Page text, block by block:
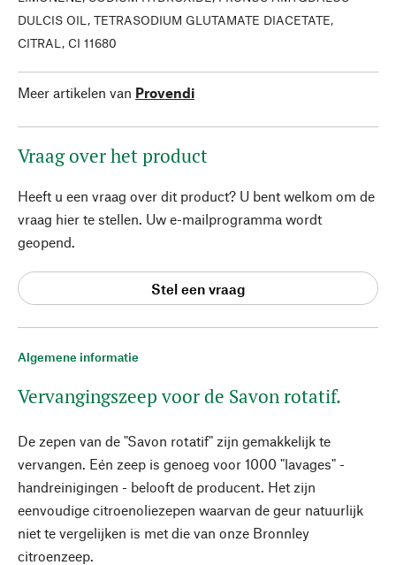
Algemene informatie
Vervangingszeep voor de Savon rotatif.
De zepen van de "Savon rotatif" zijn gemakkelijk te
vervangen. Eén zeep is genoeg voor 1000 "lavages" -
handreinigingen - belooft de producent. Het zijn
eenvoudige citroenoliezepen waarvan de geur natuurlijk
niet te vergelijken is met die van onze Bronnley
citroenzeep.
DULCIS OIL, TETRASODIUM GLUTAMATE DIACETATE,
CITRAL, CI 11680
Meer artikelen van Provendi
Vraag over het product
Heeft u een vraag over dit product? U bent welkom om de
vraag hier te stellen. Uw e-mailprogramma wordt
geopend.
Stel een vraag